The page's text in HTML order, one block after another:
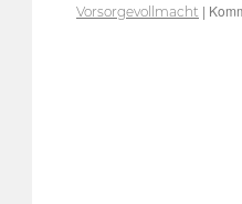
Vorsorgevollmacht |